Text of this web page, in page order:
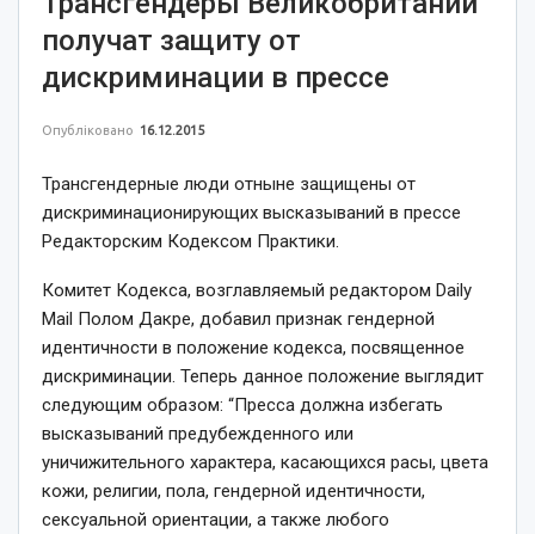
получат защиту от
дискриминации в прессе
Опубліковано 16.12.2015
Трансгендерные люди отныне защищены от
дискриминационирующих высказываний в прессе
Редакторским Кодексом Практики.
Комитет Кодекса, возглавляемый редактором Daily
Mail Полом Дакре, добавил признак гендерной
идентичности в положение кодекса, посвященное
дискриминации. Теперь данное положение выглядит
следующим образом: “Пресса должна избегать
высказываний предубежденного или
уничижительного характера, касающихся расы, цвета
кожи, религии, пола, гендерной идентичности,
сексуальной ориентации, а также любого